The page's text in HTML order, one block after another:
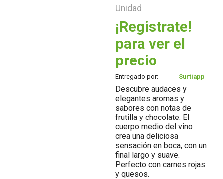
Unidad
¡Registrate!
para ver el
precio
Entregado por: Surtiapp
Descubre audaces y
elegantes aromas y
sabores con notas de
frutilla y chocolate. El
cuerpo medio del vino
crea una deliciosa
sensación en boca, con un
final largo y suave.
Perfecto con carnes rojas
y quesos.